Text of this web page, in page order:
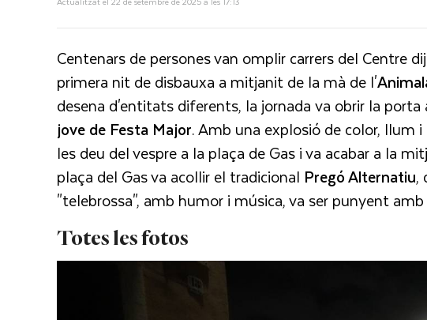
Centenars de persones van omplir carrers del Centre
primera nit de disbauxa a mitjanit de la mà de l'
desena d'entitats diferents, la jornada va obrir la porta
jove de Festa Major. Amb una explosió de color, llum
les deu del vespre a la plaça de Gas i va acabar a la
plaça del Gas va acollir el tradicional Pregó Alternatiu,
"telebrossa", amb humor i música, va ser punyent
Totes les fotos